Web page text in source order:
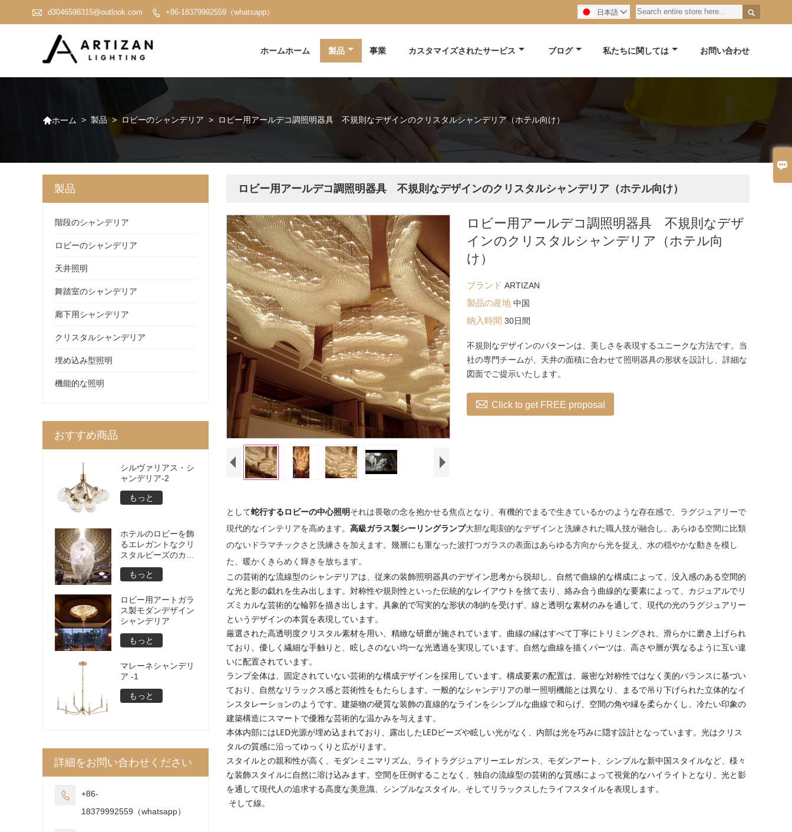

 d3046598315@outlook.com  +86-18379992559（whatsapp） 
日本語 
ホームホーム 製品 事業 カスタマイズされたサービス ブログ 私たちに関しては お問い合わせ
ホーム > 製品 > ロビーのシャンデリア > ロビー用アールデコ調照明器具 不規則なデザインのクリスタルシャンデリア（ホテル向け）
ロビー用アールデコ調照明器具 不規則なデザインのクリスタルシャンデリア（ホテル向け）
ロビー用アールデコ調照明器具 不規則なデザ
インのクリスタルシャンデリア（ホテル向
け）
ブランドARTIZAN
製品の産地中国
納入時間30日間
不規則なデザインのパターンは、美しさを表現するユニークな方法です。当
社の専門チームが、天井の面積に合わせて照明器具の形状を設計し、詳細な
図面でご提示いたします。
 Click to get FREE proposal
として蛇行するロビーの中心照明それは畏敬の念を抱かせる焦点となり、有機的でまるで生きているかのような存在感で、ラグジュアリーで
現代的なインテリアを高めます。 高級ガラス製シーリングランプ大胆な彫刻的なデザインと洗練された職人技が融合し、あらゆる空間に比類
のないドラマチックさと洗練さを加えます。幾層にも重なった波打つガラスの表面はあらゆる方向から光を捉え、水の穏やかな動きを模し
た、暖かくきらめく輝きを放ちます。
この芸術的な流線型のシャンデリアは、従来の装飾照明器具のデザイン思考から脱却し、自然で曲線的な構成によって、没入感のある空間的
な光と影の戯れを生み出します。対称性や規則性といった伝統的なレイアウトを捨て去り、絡み合う曲線的な要素によって、カジュアルでリ
ズミカルな芸術的な輪郭を描き出します。具象的で写実的な形状の制約を受けず、線と透明な素材のみを通して、現代の光のラグジュアリー
というデザインの本質を表現しています。
厳選された高透明度クリスタル素材を用い、精緻な研磨が施されています。曲線の縁はすべて丁寧にトリミングされ、滑らかに磨き上げられ
ており、優しく繊細な手触りと、眩しさのない均一な光透過を実現しています。自然な曲線を描くパーツは、高さや層が異なるように互い違
いに配置されています。
ランプ全体は、固定されていない芸術的な構成デザインを採用しています。構成要素の配置は、厳密な対称性ではなく美的バランスに基づい
ており、自然なリラックス感と芸術性をもたらします。一般的なシャンデリアの単一照明機能とは異なり、まるで吊り下げられた立体的なイ
ンスタレーションのようです。建築物の硬質な装飾の直線的なラインをシンプルな曲線で和らげ、空間の角や縁を柔らかくし、冷たい印象の
建築構造にスマートで優雅な芸術的な温かみを与えます。
本体内部にはLED光源が埋め込まれており、露出したLEDビーズや眩しい光がなく、内部は光を巧みに隠す設計となっています。光はクリス
タルの質感に沿ってゆっくりと広がります。
スタイルとの親和性が高く、モダンミニマリズム、ライトラグジュアリーエレガンス、モダンアート、シンプルな新中国スタイルなど、様々
な装飾スタイルに自然に溶け込みます。空間を圧倒することなく、独自の流線型の芸術的な質感によって視覚的なハイライトとなり、光と影
を通して現代人の追求する高度な美意識、シンプルなスタイル、そしてリラックスしたライフスタイルを表現します。
そして線。
製品
階段のシャンデリア
ロビーのシャンデリア
天井照明
舞踏室のシャンデリア
廊下用シャンデリア
クリスタルシャンデリア
埋め込み型照明
機能的な照明
おすすめ商品
シルヴァリアス・シ
ャンデリア-2
もっと
ホテルのロビーを飾
るエレガントなクリ
スタルビーズのカー
テンデザインのシャ
ンデリアの室内装飾
もっと
ロビー用アートガラ
ス製モダンデザイン
シャンデリア
もっと
マレーネシャンデリ
ア -1
もっと
詳細をお問い合わせください

+86-
18379992559（whatsapp）